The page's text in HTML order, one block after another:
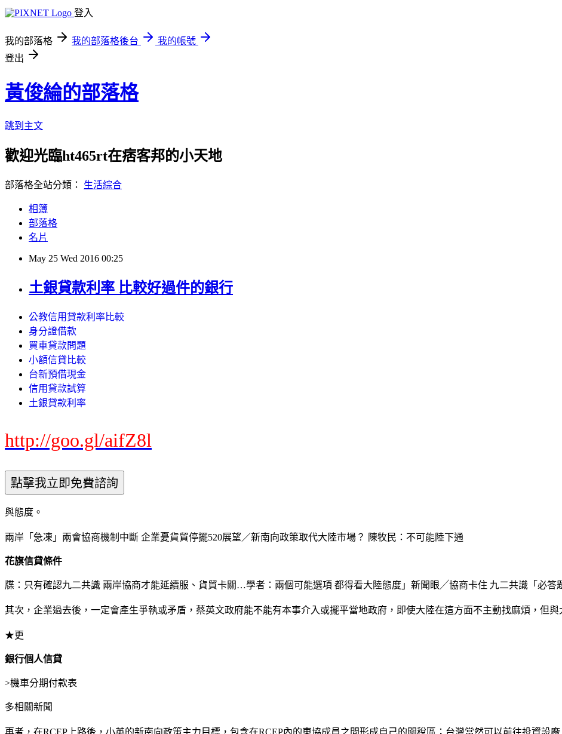
登入
我的部落格 我的部落格後台
我的帳號
登出
黃俊綸的部落格
跳到主文
歡迎光臨ht465rt在痞客邦的小天地
部落格全站分類： 生活綜合
相簿
部落格
名片
May 25 Wed 2016 00:25
土銀貸款利率 比較好過件的銀行
公教信用貸款利率比較
身分證借款
買車貸款問題
小額信貸比較
台新預借現金
信用貸款試算
土銀貸款利率
http://goo.gl/aifZ8l
與態度。
兩岸「急凍」兩會協商機制中斷 企業憂貨貿停擺520展望／新南向政策取代大陸市場？ 陳牧民：不可能陸下通
花旗信貸條件
牒：只有確認九二共識 兩岸協商才能延續服、貨貿卡關…學者：兩個可能選項 都得看大陸態度」新聞眼╱協商卡住 九二共識「必答
其次，企業過去後，一定會產生爭執或矛盾，蔡英文政府能不能有本事介入或擺平當地政府，即使大陸在這方面不主動找麻煩，但
★更
銀行個人信貸
>機車分期付款表
多相關新聞
再者，在RCEP上路後，小英的新南向政策主力目標，包含在RCEP內的東協成員之間形成自己的關稅區；台灣當然可以前往投資設